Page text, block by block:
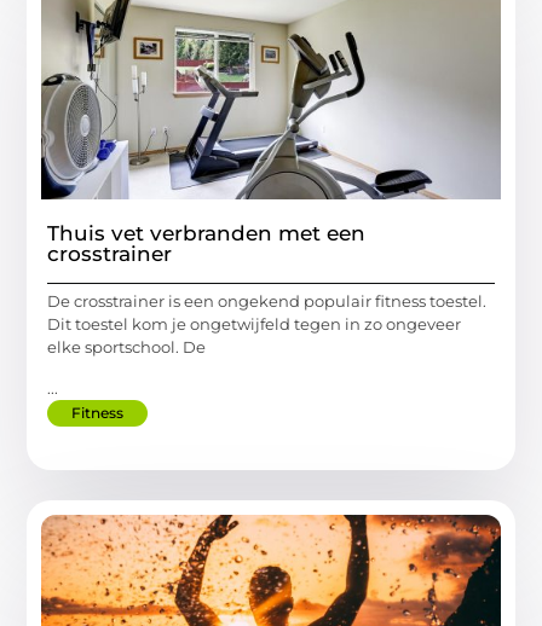
Thuis vet verbranden met een
crosstrainer
De crosstrainer is een ongekend populair fitness toestel.
Dit toestel kom je ongetwijfeld tegen in zo ongeveer
elke sportschool. De
...
Fitness